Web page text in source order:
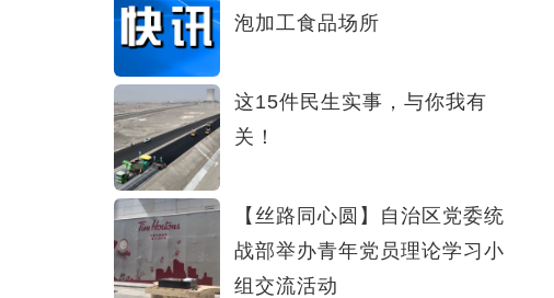
泡加工食品场所
这15件民生实事，与你我有
关！
【丝路同心圆】自治区党委统
战部举办青年党员理论学习小
组交流活动
中国三大英雄史诗在新疆克州展演